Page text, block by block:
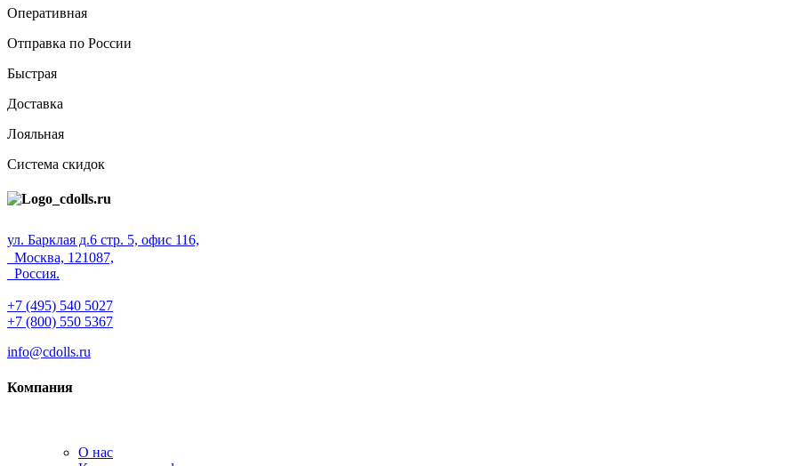
Оперативная
Отправка по России
Быстрая
Доставка
Лояльная
Система скидок
ул. Барклая д.6 стр. 5, офис 116,
Москва, 121087,
Россия.
+7 (495) 540 5027
+7 (800) 550 5367
info@cdolls.ru
Компания
О нас